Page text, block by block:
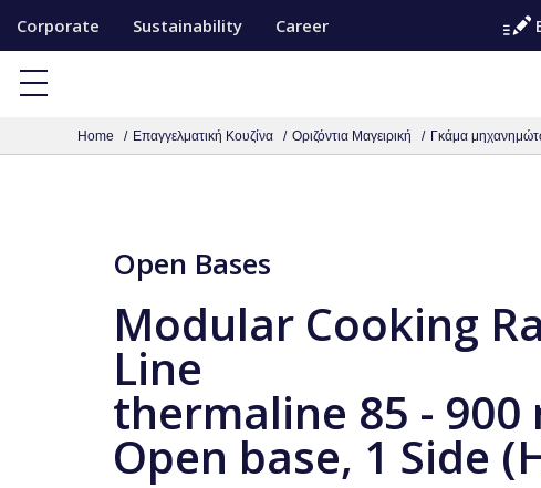
k
Corporate Sustainability Career
Home Επαγγελματική Κουζίνα Οριζόντια Μαγειρική Γκάμα
Open Bases
Modular Cooking
Line
thermaline 85 - 900
Open base, 1 Side